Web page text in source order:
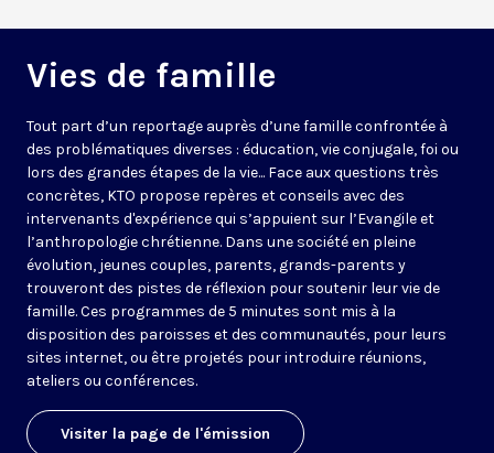
Vies de famille
Tout part d’un reportage auprès d’une famille confrontée à
des problématiques diverses : éducation, vie conjugale, foi ou
lors des grandes étapes de la vie... Face aux questions très
concrètes, KTO propose repères et conseils avec des
intervenants d'expérience qui s’appuient sur l’Evangile et
l’anthropologie chrétienne. Dans une société en pleine
évolution, jeunes couples, parents, grands-parents y
trouveront des pistes de réflexion pour soutenir leur vie de
famille. Ces programmes de 5 minutes sont mis à la
disposition des paroisses et des communautés, pour leurs
sites internet, ou être projetés pour introduire réunions,
ateliers ou conférences.
Visiter la page de l'émission